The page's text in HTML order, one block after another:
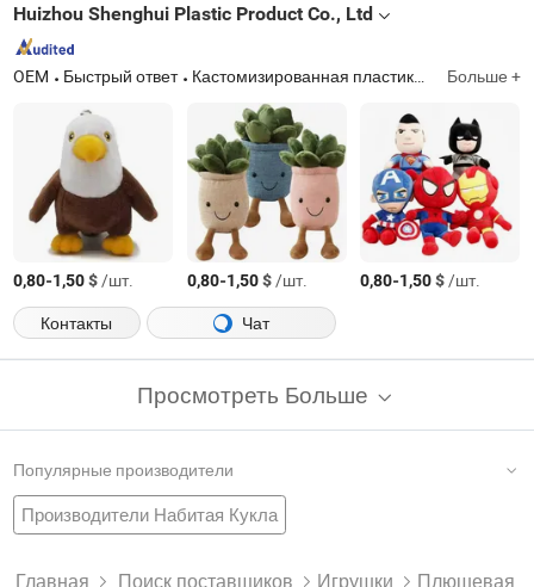
Huizhou Shenghui Plastic Product Co., Ltd
OEM Быстрый ответ Кастомизированная пластиковая фигурка, пластиковая игрушка, пластиковая фигурка Больше +
0,80-1,50$/шт. 0,80-1,50$/шт. 0,80-1,50$/шт.
Контакты
Чат
Просмотреть Больше
Популярные производители
Производители Набитая Кукла
Главная Поиск поставщиков Игрушки Плюшевая